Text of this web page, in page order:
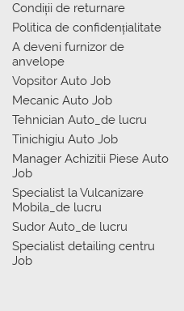
Condiții de returnare
Politica de confidențialitate
A deveni furnizor de
anvelope
Vopsitor Auto Job
Mecanic Auto Job
Tehnician Auto_de lucru
Tinichigiu Auto Job
Manager Achizitii Piese Auto
Job
Specialist la Vulcanizare
Mobila_de lucru
Sudor Auto_de lucru
Specialist detailing centru
Job